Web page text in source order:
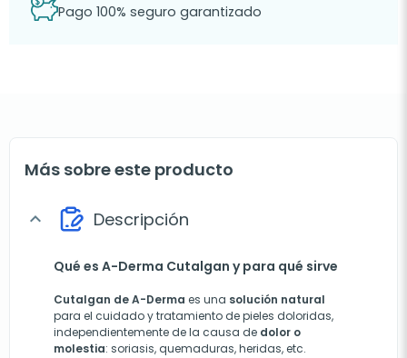
Pago 100% seguro garantizado
Más sobre este producto
expand_more Descripción
Qué es A-Derma Cutalgan y para qué sirve
Cutalgan deA-Derma es una solución natural
para el cuidado y tratamiento de pieles doloridas,
independientemente de la causa de dolor o
molestia: soriasis, quemaduras, heridas, etc.